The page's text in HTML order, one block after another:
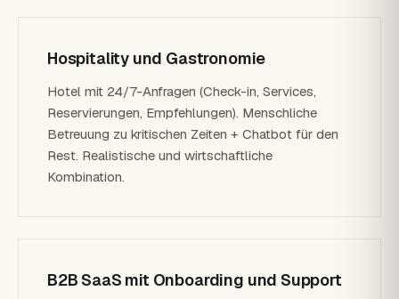
Hospitality und Gastronomie
Hotel mit 24/7-Anfragen (Check-in, Services,
Reservierungen, Empfehlungen). Menschliche
Betreuung zu kritischen Zeiten + Chatbot für den
Rest. Realistische und wirtschaftliche
Kombination.
B2B SaaS mit Onboarding und Support